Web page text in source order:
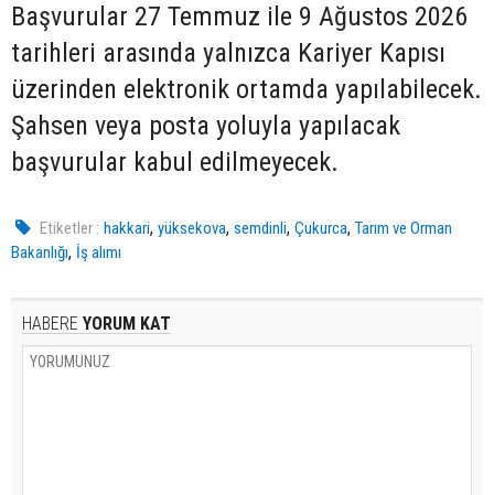
Başvurular 27 Temmuz ile 9 Ağustos 2026
tarihleri arasında yalnızca Kariyer Kapısı
üzerinden elektronik ortamda yapılabilecek.
Şahsen veya posta yoluyla yapılacak
başvurular kabul edilmeyecek.
Etiketler : hakkari,yüksekova,semdinli,Çukurca,Tarım ve Orman
Bakanlığı, İş alımı
HABERE YORUM KAT